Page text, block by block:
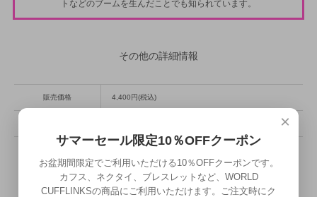
トなどのブームを生んだことでも知られています。
その他の詳細情報
販売価格 4,400円(税込)
×
サマーセール限定10％OFFクーポン
お盆期間限定でご利用いただける10％OFFクーポンです。
カフス、ネクタイ、ブレスレットなど、WORLD
CUFFLINKSの商品にご利用いただけます。ご注文時にク